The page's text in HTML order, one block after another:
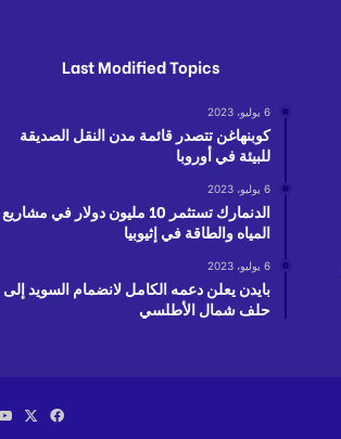
Last Modified Topics
6 يوليو، 2023
كوبنهاغن تتصدر قائمة مدن النقل الصديقة
للبيئة في أوروبا
6 يوليو، 2023
الدنمارك تستثمر 10 مليون دولار في مشاريع
المياه والطاقة في إثيوبيا
6 يوليو، 2023
بايدن يعلن دعمه الكامل لانضمام السويد إلى
حلف شمال الأطلسي
فيسبوك